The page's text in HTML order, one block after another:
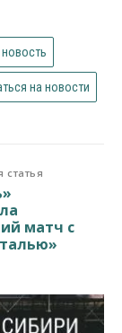
на новости
матч с